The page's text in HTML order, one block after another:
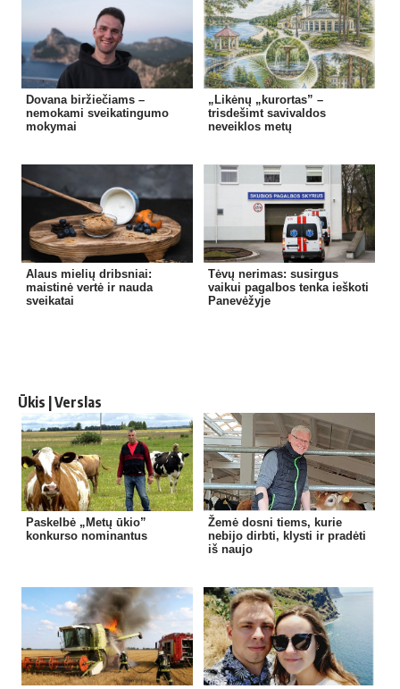
Dovana biržiečiams –
nemokami sveikatingumo
mokymai
„Likėnų „kurortas” –
trisdešimt savivaldos
neveiklos metų
Alaus mielių dribsniai:
maistinė vertė ir nauda
sveikatai
Tėvų nerimas: susirgus
vaikui pagalbos tenka ieškoti
Panevėžyje
Ūkis | Verslas
Paskelbė „Metų ūkio”
konkurso nominantus
Žemė dosni tiems, kurie
nebijo dirbti, klysti ir pradėti
iš naujo